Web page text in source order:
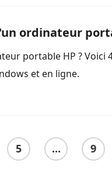
ordinateur
portable HP ?
et en ligne.
5 ... 9